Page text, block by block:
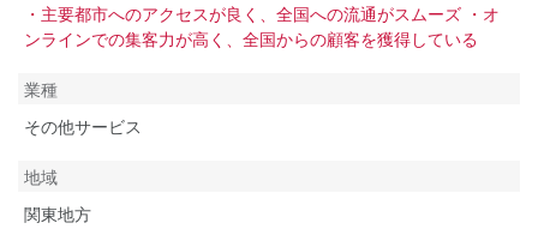
・主要都市へのアクセスが良く、全国への流通がスムーズ ・オ
ンラインでの集客力が高く、全国からの顧客を獲得している
業種
その他サービス
地域
関東地方